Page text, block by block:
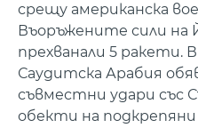
срещу американска
Въоръжените сили на
прехванали 5 ракети.
Саудитска Арабия
съвместни удари
обекти на